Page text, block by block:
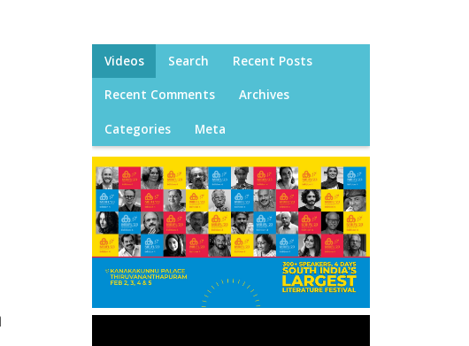
Videos Search Recent Posts
Recent Comments Archives
Categories Meta